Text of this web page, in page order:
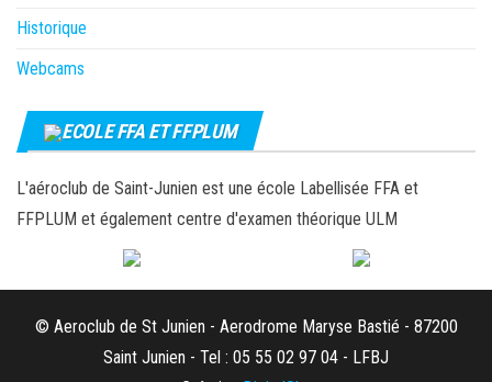
Historique
Webcams
ECOLE FFA ET FFPLUM
L'aéroclub de Saint-Junien est une école Labellisée FFA et
FFPLUM et également centre d'examen théorique ULM
© Aeroclub de St Junien - Aerodrome Maryse Bastié - 87200
Saint Junien - Tel : 05 55 02 97 04 - LFBJ